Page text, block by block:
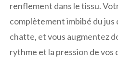
renflement dans le tissu.
complètement imbibé du jus
chatte, et vous augmentez
rythme et la pression de vos